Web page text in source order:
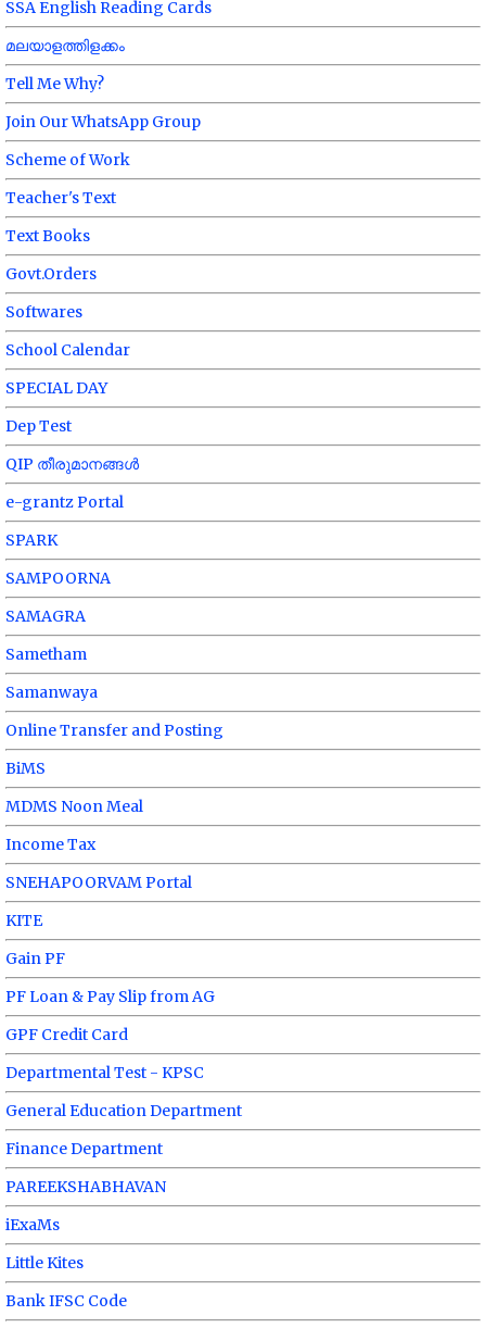
SSA English Reading Cards
മലയാളത്തിളക്കം
Tell Me Why?
Join Our WhatsApp Group
Scheme of Work
Teacher's Text
Text Books
Govt.Orders
Softwares
School Calendar
SPECIAL DAY
Dep Test
QIP തീരുമാനങ്ങൾ
e-grantz Portal
SPARK
SAMPOORNA
SAMAGRA
Sametham
Samanwaya
Online Transfer and Posting
BiMS
MDMS Noon Meal
Income Tax
SNEHAPOORVAM Portal
KITE
Gain PF
PF Loan & Pay Slip from AG
GPF Credit Card
Departmental Test - KPSC
General Education Department
Finance Department
PAREEKSHABHAVAN
iExaMs
Little Kites
Bank IFSC Code